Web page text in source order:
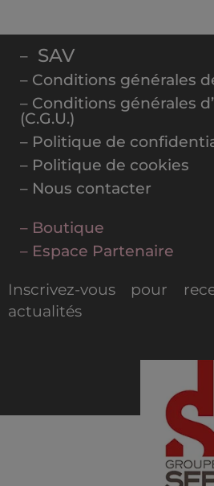
– SAV
– Conditions générales
– Conditions générales
(C.G.U.)
– Politique de
– Politique de cookies
– Nous contacter
– Boutique
– Espace Partenaire
Inscrivez-vous pour
actualités